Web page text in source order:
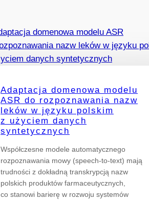
Adaptacja domenowa modelu
ASR do rozpoznawania nazw
leków w języku polskim
z użyciem danych
syntetycznych
Współczesne modele automatycznego
rozpoznawania mowy (speech-to-text) mają
trudności z dokładną transkrypcją nazw
polskich produktów farmaceutycznych,
co stanowi barierę w rozwoju systemów